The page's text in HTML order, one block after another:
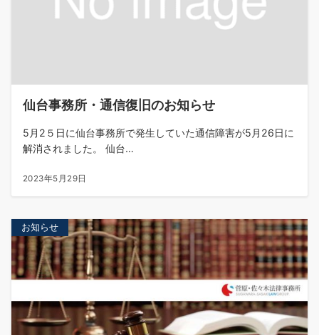
仙台事務所・通信復旧のお知らせ
5月2５日に仙台事務所で発生していた通信障害が5月26日に
解消されました。 仙台…
2023年5月29日
お知らせ